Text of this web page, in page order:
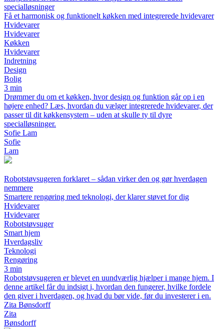
specialløsninger
Få et harmonisk og funktionelt køkken med integrerede hvidevarer
Hvidevarer
Hvidevarer
Køkken
Hvidevarer
Indretning
Design
Bolig
3 min
Drømmer du om et køkken, hvor design og funktion går op i en
højere enhed? Læs, hvordan du vælger integrerede hvidevarer, der
passer til dit køkkensystem – uden at skulle ty til dyre
specialløsninger.
Sofie Lam
Sofie
Lam
Robotstøvsugeren forklaret – sådan virker den og gør hverdagen
nemmere
Smartere rengøring med teknologi, der klarer støvet for dig
Hvidevarer
Hvidevarer
Robotstøvsuger
Smart hjem
Hverdagsliv
Teknologi
Rengøring
3 min
Robotstøvsugeren er blevet en uundværlig hjælper i mange hjem. I
denne artikel får du indsigt i, hvordan den fungerer, hvilke fordele
den giver i hverdagen, og hvad du bør vide, før du investerer i en.
Zita Bønsdorff
Zita
Bønsdorff